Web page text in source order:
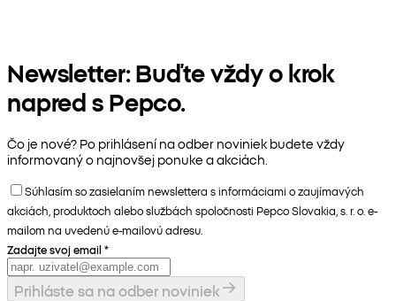
Newsletter: Buďte vždy o krok
napred s Pepco.
Čo je nové? Po prihlásení na odber noviniek budete vždy
informovaný o najnovšej ponuke a akciách.
Súhlasím so zasielaním newslettera s informáciami o zaujímavých
akciách, produktoch alebo službách spoločnosti Pepco Slovakia, s. r. o. e-
mailom na uvedenú e-mailovú adresu.
Zadajte svoj email *
Prihláste sa na odber noviniek